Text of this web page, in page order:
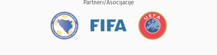
Partneri/Asocijacije